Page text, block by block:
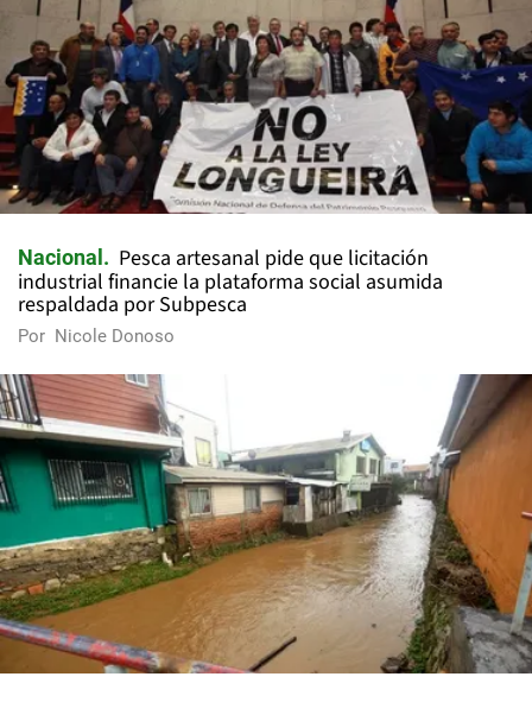
Nacional
Pesca artesanal pide que licitación
industrial financie la plataforma social asumida
respaldada por Subpesca
Por Nicole Donoso